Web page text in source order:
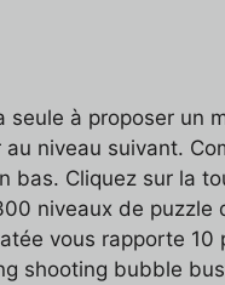
à proposer un
niveau suivant.
bas. Cliquez sur la
niveaux de puzzle
vous rapporte 10
shooting bubble